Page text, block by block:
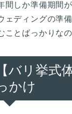
間しか準備期間
ェディングの準
ことばっかりなの
【バリ挙
かけ